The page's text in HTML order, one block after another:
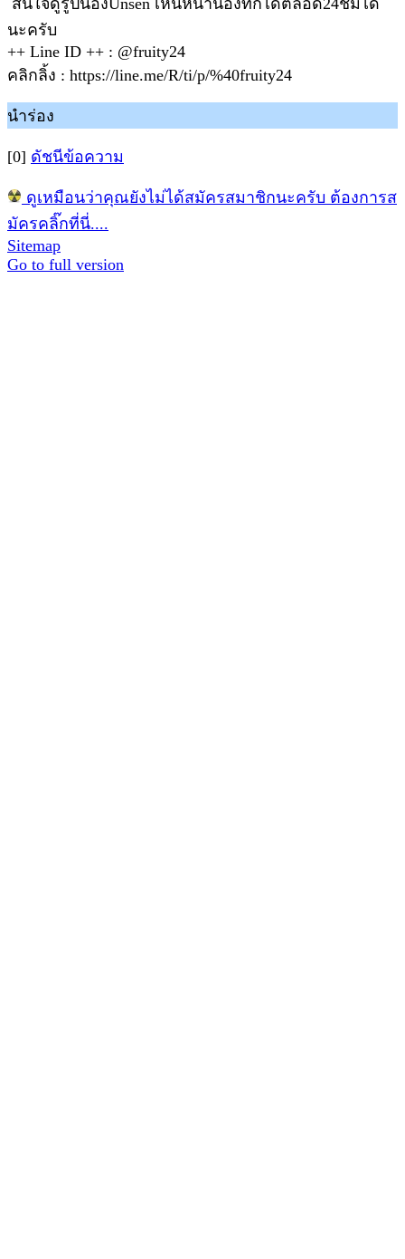
สนใจดูรูปน้องUnsen เห็นหน้าน้องทักได้ตลอด24ชมได้
นะครับ
++ Line ID ++ : @fruity24
คลิกลิ้ง : https://line.me/R/ti/p/%40fruity24
นำร่อง
[0] ดัชนีข้อความ
ดูเหมือนว่าคุณยังไม่ได้สมัครสมาชิกนะครับ ต้องการส
มัครคลิ๊กที่นี่....
Sitemap
Go to full version